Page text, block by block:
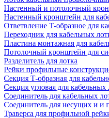
Настенный и потолочный
Настенный кронштейн для
Ответвление Т-образное для
Переходник для кабельных
Пластина монтажная для
Потолочный кронштейн для
Разделитель для лотка
Рейки профильные
Секция Т-образная для
Секция угловая для кабельных
Соединитель для кабельных
Соединитель для несущих и и
Траверса для профильной